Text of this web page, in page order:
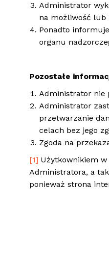
Administrator
na możliwość lub
Ponadto
organu
Pozostałe
Administrator nie
Administrator
przetwarzanie
celach bez jego
Zgoda na
[1] Użytkownikiem
Administratora, a
ponieważ strona